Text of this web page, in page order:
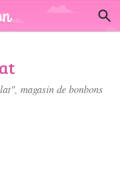
magasin de bonbons